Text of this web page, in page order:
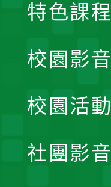
特色課程
校園影音
校園活動
社團影音